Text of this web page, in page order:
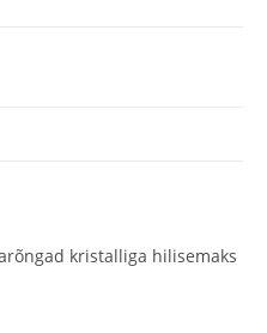
kristalliga hilisemaks